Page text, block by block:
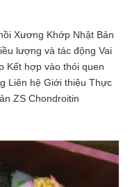
Xương Khớp Nhật Bản
lượng và tác động Vai
Kết hợp vào thói quen
Liên hệ Giới thiệu Thực
ZS Chondroitin